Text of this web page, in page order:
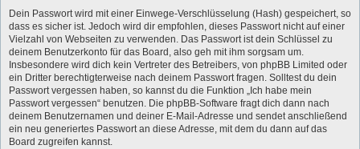
Dein Passwort wird mit einer Einwege-Verschlüsselung (Hash) gespeichert, so
dass es sicher ist. Jedoch wird dir empfohlen, dieses Passwort nicht auf einer
Vielzahl von Webseiten zu verwenden. Das Passwort ist dein Schlüssel zu
deinem Benutzerkonto für das Board, also geh mit ihm sorgsam um.
Insbesondere wird dich kein Vertreter des Betreibers, von phpBB Limited oder
ein Dritter berechtigterweise nach deinem Passwort fragen. Solltest du dein
Passwort vergessen haben, so kannst du die Funktion „Ich habe mein
Passwort vergessen“ benutzen. Die phpBB-Software fragt dich dann nach
deinem Benutzernamen und deiner E-Mail-Adresse und sendet anschließend
ein neu generiertes Passwort an diese Adresse, mit dem du dann auf das
Board zugreifen kannst.